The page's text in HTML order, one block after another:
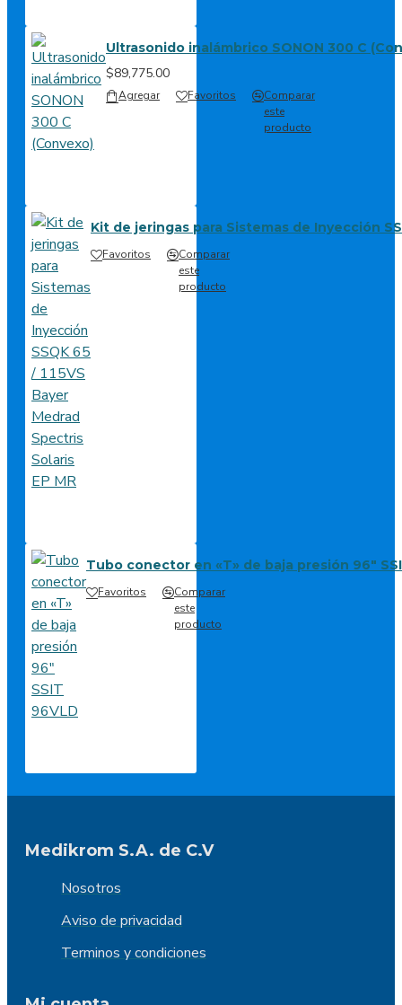
Ultrasonido inalámbrico SONON 300 C
$89,775.00
Agregar Favoritos
Comparar
este
producto
Kit de jeringas para Sistemas de Inyección
Favoritos
Comparar
este
producto
Tubo conector en «T» de baja presión 96″
Favoritos
Comparar
este
producto
Medikrom S.A. de C.V
Nosotros
Aviso de privacidad
Terminos y condiciones